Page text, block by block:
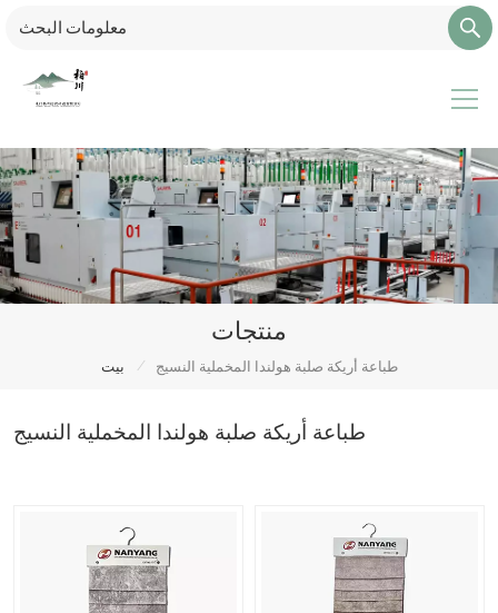
منتجات
بيت / طباعة أريكة صلبة هولندا المخملية النسيج
طباعة أريكة صلبة هولندا المخملية النسيج